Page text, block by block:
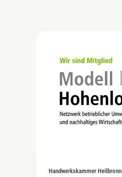
Handwerkskammer Heilbronn